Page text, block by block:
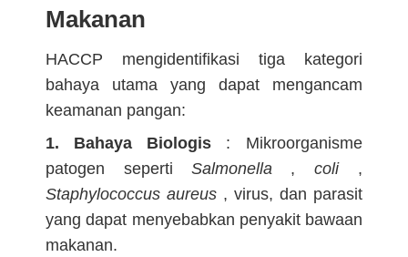
Makanan
HACCP mengidentifikasi tiga kategori
bahaya utama yang dapat mengancam
keamanan pangan:
1. Bahaya Biologis : Mikroorganisme
patogen seperti Salmonella , coli ,
Staphylococcus aureus , virus, dan parasit
yang dapat menyebabkan penyakit bawaan
makanan.